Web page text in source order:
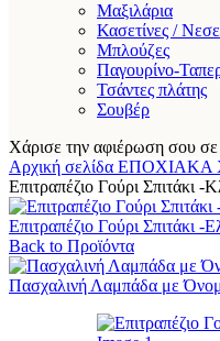
Μαξιλάρια
Κασετίνες /
Μπλούζες
Παγουρίνο-
Τσάντες πλάτης
Σουβέρ
Χάρισε την αφιέρωση σου
Αρχική σελίδα ΕΠΟΧΙΑΚΑ
Επιτραπέζιο Γούρι Σπιτάκι -
Επιτραπέζιο Γούρι Σπιτάκι -
Back to Προϊόντα
Πασχαλινή Λαμπάδα με